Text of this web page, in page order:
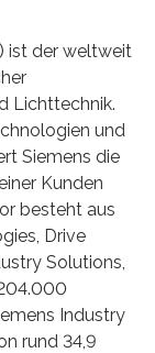
ist der weltweit
Lichttechnik.
und
Siemens die
Kunden
besteht aus
Drive
Solutions,
Industry
rund 34,9